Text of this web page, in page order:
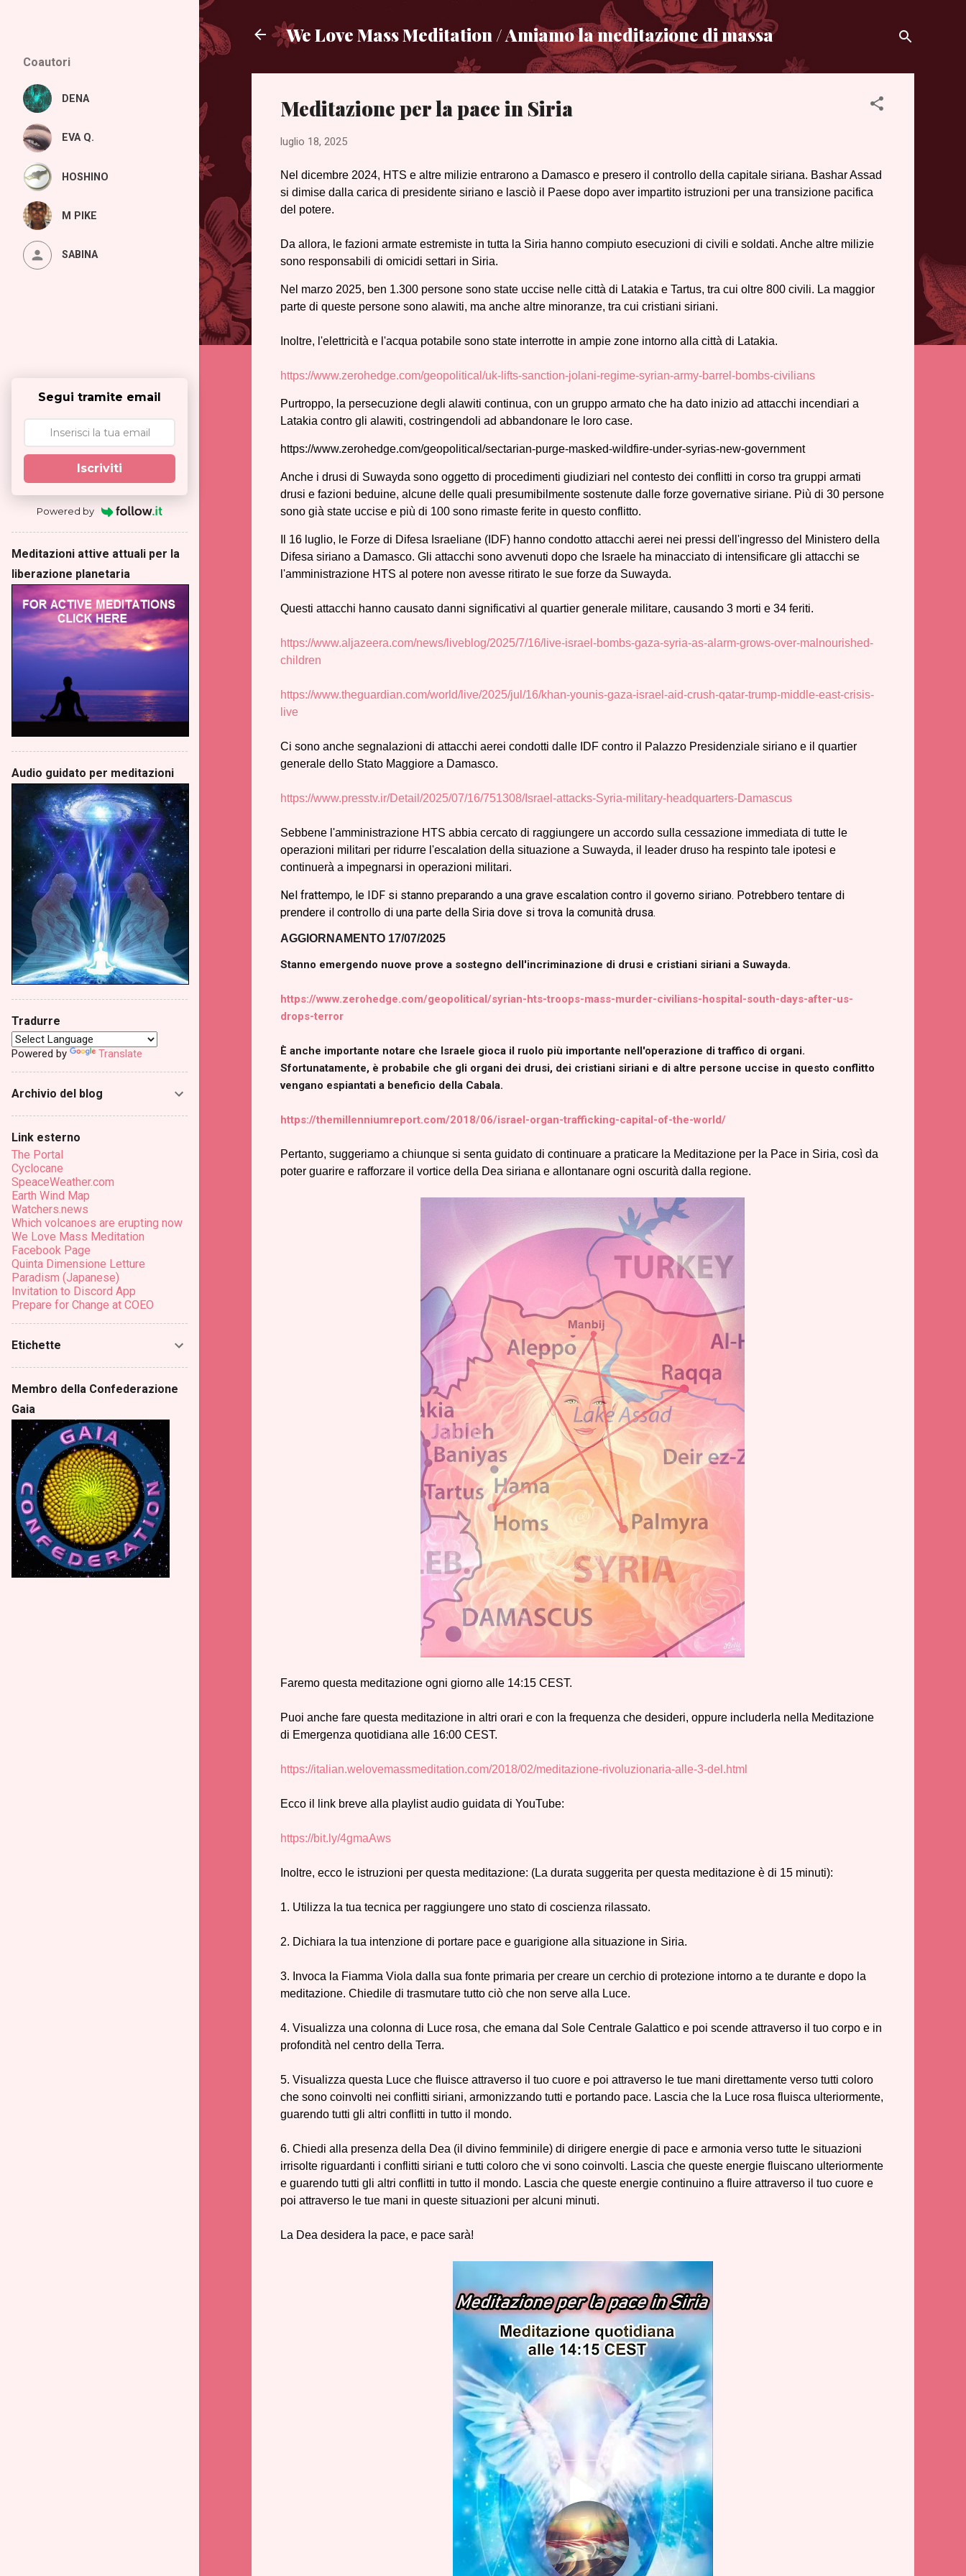
We Love Mass Meditation / Amiamo la meditazione di massa
Meditazione per la pace in Siria
luglio 18, 2025
Nel dicembre 2024, HTS e altre milizie entrarono a Damasco e presero il controllo della capitale siriana. Bashar Assad
si dimise dalla carica di presidente siriano e lasciò il Paese dopo aver impartito istruzioni per una transizione pacifica
del potere.
Da allora, le fazioni armate estremiste in tutta la Siria hanno compiuto esecuzioni di civili e soldati. Anche altre milizie
sono responsabili di omicidi settari in Siria.
Nel marzo 2025, ben 1.300 persone sono state uccise nelle città di Latakia e Tartus, tra cui oltre 800 civili. La maggior
parte di queste persone sono alawiti, ma anche altre minoranze, tra cui cristiani siriani.
Inoltre, l'elettricità e l'acqua potabile sono state interrotte in ampie zone intorno alla città di Latakia.
https://www.zerohedge.com/geopolitical/uk-lifts-sanction-jolani-regime-syrian-army-barrel-bombs-civilians
Purtroppo, la persecuzione degli alawiti continua, con un gruppo armato che ha dato inizio ad attacchi incendiari a
Latakia contro gli alawiti, costringendoli ad abbandonare le loro case.
https://www.zerohedge.com/geopolitical/sectarian-purge-masked-wildfire-under-syrias-new-government
Anche i drusi di Suwayda sono oggetto di procedimenti giudiziari nel contesto dei conflitti in corso tra gruppi armati
drusi e fazioni beduine, alcune delle quali presumibilmente sostenute dalle forze governative siriane. Più di 30 persone
sono già state uccise e più di 100 sono rimaste ferite in questo conflitto.
Il 16 luglio, le Forze di Difesa Israeliane (IDF) hanno condotto attacchi aerei nei pressi dell'ingresso del Ministero della
Difesa siriano a Damasco. Gli attacchi sono avvenuti dopo che Israele ha minacciato di intensificare gli attacchi se
l'amministrazione HTS al potere non avesse ritirato le sue forze da Suwayda.
Questi attacchi hanno causato danni significativi al quartier generale militare, causando 3 morti e 34 feriti.
https://www.aljazeera.com/news/liveblog/2025/7/16/live-israel-bombs-gaza-syria-as-alarm-grows-over-malnourished-
children
https://www.theguardian.com/world/live/2025/jul/16/khan-younis-gaza-israel-aid-crush-qatar-trump-middle-east-crisis-
live
Ci sono anche segnalazioni di attacchi aerei condotti dalle IDF contro il Palazzo Presidenziale siriano e il quartier
generale dello Stato Maggiore a Damasco.
https://www.presstv.ir/Detail/2025/07/16/751308/Israel-attacks-Syria-military-headquarters-Damascus
Sebbene l'amministrazione HTS abbia cercato di raggiungere un accordo sulla cessazione immediata di tutte le
operazioni militari per ridurre l'escalation della situazione a Suwayda, il leader druso ha respinto tale ipotesi e
continuerà a impegnarsi in operazioni militari.
Nel frattempo, le IDF si stanno preparando a una grave escalation contro il governo siriano. Potrebbero tentare di
prendere il controllo di una parte della Siria dove si trova la comunità drusa.
AGGIORNAMENTO 17/07/2025
Stanno emergendo nuove prove a sostegno dell'incriminazione di drusi e cristiani siriani a Suwayda.
https://www.zerohedge.com/geopolitical/syrian-hts-troops-mass-murder-civilians-hospital-south-days-after-us-
drops-terror
È anche importante notare che Israele gioca il ruolo più importante nell'operazione di traffico di organi.
Sfortunatamente, è probabile che gli organi dei drusi, dei cristiani siriani e di altre persone uccise in questo conflitto
vengano espiantati a beneficio della Cabala.
https://themillenniumreport.com/2018/06/israel-organ-trafficking-capital-of-the-world/
Pertanto, suggeriamo a chiunque si senta guidato di continuare a praticare la Meditazione per la Pace in Siria, così da
poter guarire e rafforzare il vortice della Dea siriana e allontanare ogni oscurità dalla regione.
Faremo questa meditazione ogni giorno alle 14:15 CEST.
Puoi anche fare questa meditazione in altri orari e con la frequenza che desideri, oppure includerla nella Meditazione
di Emergenza quotidiana alle 16:00 CEST.
https://italian.welovemassmeditation.com/2018/02/meditazione-rivoluzionaria-alle-3-del.html
Ecco il link breve alla playlist audio guidata di YouTube:
https://bit.ly/4gmaAws
Inoltre, ecco le istruzioni per questa meditazione: (La durata suggerita per questa meditazione è di 15 minuti):
1. Utilizza la tua tecnica per raggiungere uno stato di coscienza rilassato.
2. Dichiara la tua intenzione di portare pace e guarigione alla situazione in Siria.
3. Invoca la Fiamma Viola dalla sua fonte primaria per creare un cerchio di protezione intorno a te durante e dopo la
meditazione. Chiedile di trasmutare tutto ciò che non serve alla Luce.
4. Visualizza una colonna di Luce rosa, che emana dal Sole Centrale Galattico e poi scende attraverso il tuo corpo e in
profondità nel centro della Terra.
5. Visualizza questa Luce che fluisce attraverso il tuo cuore e poi attraverso le tue mani direttamente verso tutti coloro
che sono coinvolti nei conflitti siriani, armonizzando tutti e portando pace. Lascia che la Luce rosa fluisca ulteriormente,
guarendo tutti gli altri conflitti in tutto il mondo.
6. Chiedi alla presenza della Dea (il divino femminile) di dirigere energie di pace e armonia verso tutte le situazioni
irrisolte riguardanti i conflitti siriani e tutti coloro che vi sono coinvolti. Lascia che queste energie fluiscano ulteriormente
e guarendo tutti gli altri conflitti in tutto il mondo. Lascia che queste energie continuino a fluire attraverso il tuo cuore e
poi attraverso le tue mani in queste situazioni per alcuni minuti.
La Dea desidera la pace, e pace sarà!
Coautori
DENA
EVA Q.
HOSHINO
M PIKE
SABINA
Segui tramite email
Iscriviti
Powered by
Meditazioni attive attuali per la
liberazione planetaria
Audio guidato per meditazioni
Tradurre
Powered by Translate
Archivio del blog
Link esterno
The Portal
Cyclocane
SpeaceWeather.com
Earth Wind Map
Watchers.news
Which volcanoes are erupting now
We Love Mass Meditation
Facebook Page
Quinta Dimensione Letture
Paradism (Japanese)
Invitation to Discord App
Prepare for Change at COEO
Etichette
Membro della Confederazione
Gaia